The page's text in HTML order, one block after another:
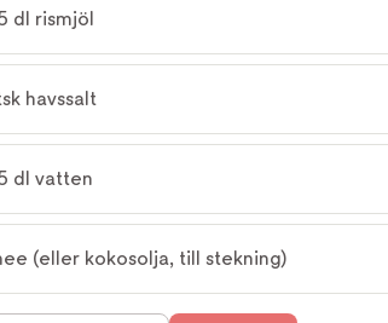
dl rismjöl
havssalt
dl vatten
(eller kokosolja, till stekning)